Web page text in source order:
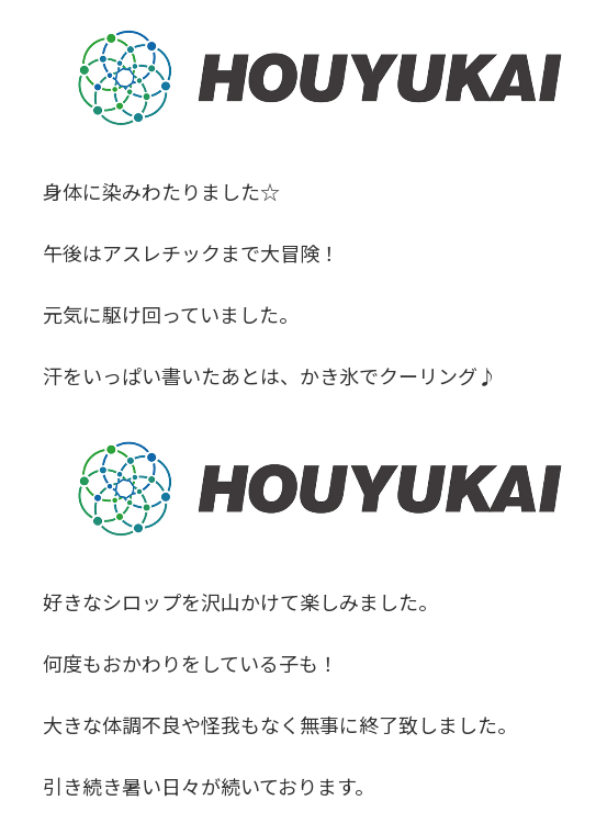
身体に染みわたりました☆
午後はアスレチックまで大冒険！
元気に駆け回っていました。
汗をいっぱい書いたあとは、かき氷でクーリング♪
好きなシロップを沢山かけて楽しみました。
何度もおかわりをしている子も！
大きな体調不良や怪我もなく無事に終了致しました。
引き続き暑い日々が続いております。